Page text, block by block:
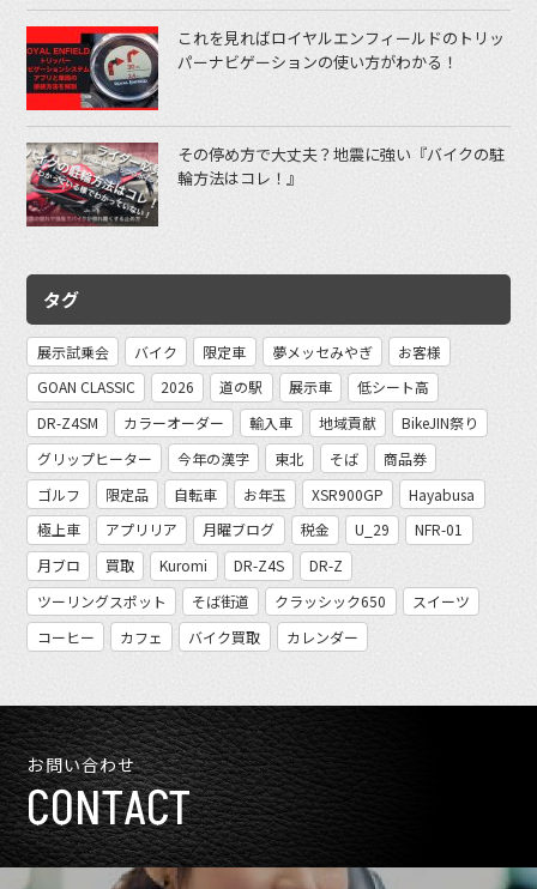
これを見ればロイヤルエンフィールドのトリッ
パーナビゲーションの使い方がわかる！
その停め方で大丈夫？地震に強い『バイクの駐
輪方法はコレ！』
タグ
展示試乗会 バイク 限定車 夢メッセみやぎ
お客様
GOAN CLASSIC
2026 道の駅 展示車
低シート高
DR-Z4SM
カラーオーダー 輸入車 地域貢献
BikeJIN祭り
グリップヒーター
今年の漢字 東北 そば
商品券
ゴルフ
限定品 自転車 お年玉 XSR900GP
Hayabusa
極上車
アプリリア 月曜ブログ 税金 U_29
NFR-01
月ブロ
買取 Kuromi DR-Z4S
DR-Z
ツーリングスポット
そば街道 クラッシック650
スイーツ
コーヒー
カフェ バイク買取 カレンダー
お問い合わせ
CONTACT